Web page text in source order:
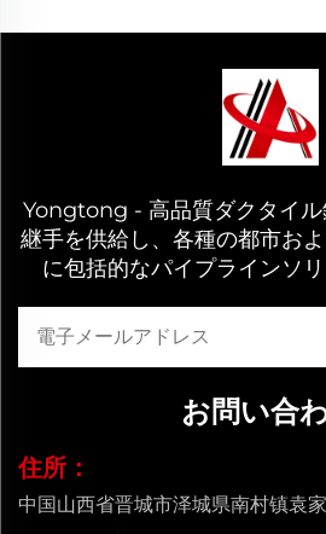
Yongtong - 高品質ダクタイル
継手を供給し、各種の都市お
に包括的なパイプラインソ
お問い合
住所：
中国山西省晋城市泽城県南村镇袁